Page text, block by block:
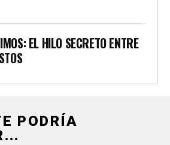
EL HILO SECRETO ENTRE
PODRÍA